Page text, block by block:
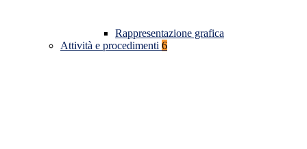
Rappresentazione grafica
Attività e procedimenti 6